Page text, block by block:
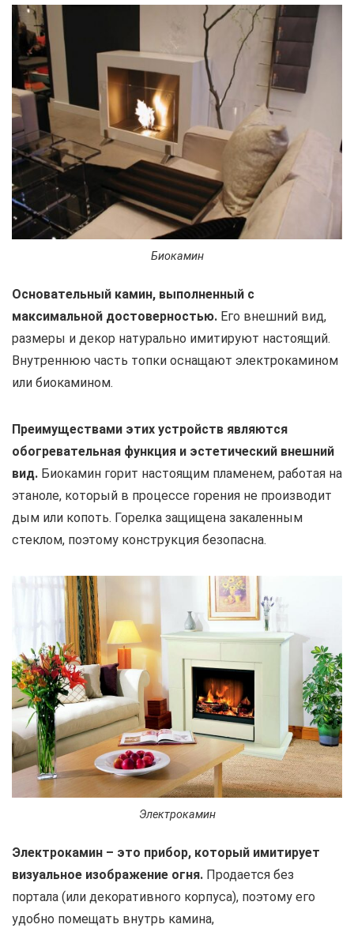
Биокамин
Основательный камин, выполненный с
максимальной достоверностью. Его внешний вид,
размеры и декор натурально имитируют настоящий.
Внутреннюю часть топки оснащают электрокамином
или биокамином.
Преимуществами этих устройств являются
обогревательная функция и эстетический внешний
вид. Биокамин горит настоящим пламенем, работая на
этаноле, который в процессе горения не производит
дым или копоть. Горелка защищена закаленным
стеклом, поэтому конструкция безопасна.
Электрокамин
Электрокамин – это прибор, который имитирует
визуальное изображение огня. Продается без
портала (или декоративного корпуса), поэтому его
удобно помещать внутрь камина,